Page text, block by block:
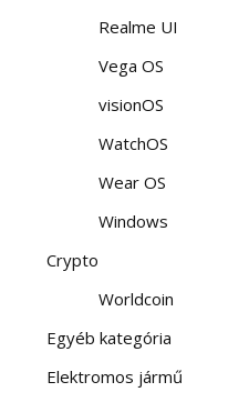
Realme UI
Vega OS
visionOS
WatchOS
Wear OS
Windows
Crypto
Worldcoin
Egyéb kategória
Elektromos jármű